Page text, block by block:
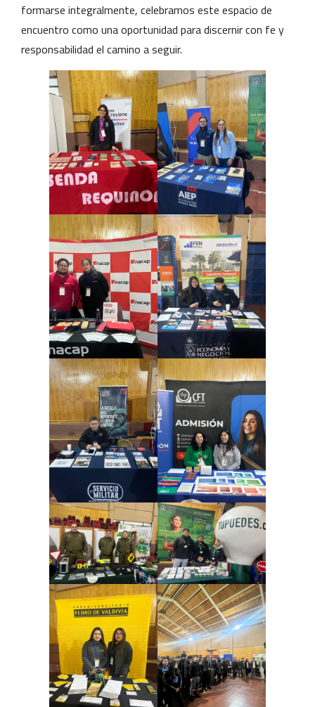
formarse integralmente, celebramos este espacio de
encuentro como una oportunidad para discernir con fe y
responsabilidad el camino a seguir.